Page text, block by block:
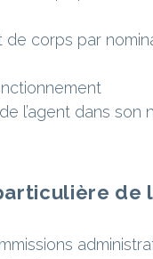
de corps par
l’agent dans son
de